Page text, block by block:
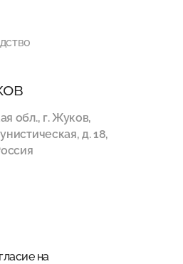
обл., г. Жуков,
д. 18,
на